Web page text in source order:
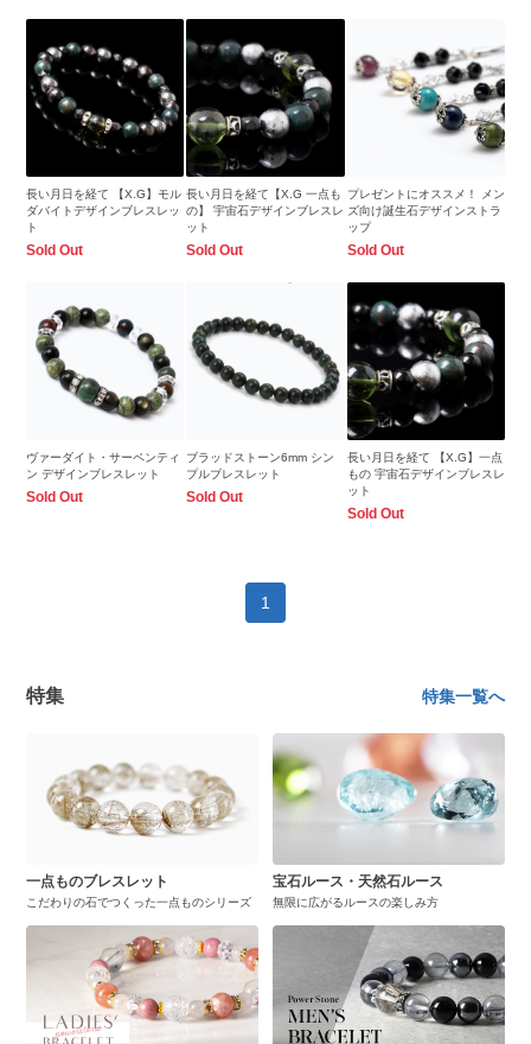
長い月日を経て 【X.G】モル
ダバイトデザインブレスレッ
ト
Sold Out
長い月日を経て【X.G 一点も
の】 宇宙石デザインブレスレ
ット
Sold Out
プレゼントにオススメ！ メン
ズ向け誕生石デザインストラ
ップ
Sold Out
ヴァーダイト・サーペンティ
ン デザインブレスレット
Sold Out
ブラッドストーン6mm シン
プルブレスレット
Sold Out
長い月日を経て 【X.G】一点
もの 宇宙石デザインブレスレ
ット
Sold Out
1
特集 特集一覧へ
一点ものブレスレット
こだわりの石でつくった一点ものシリーズ
宝石ルース・天然石ルース
無限に広がるルースの楽しみ方